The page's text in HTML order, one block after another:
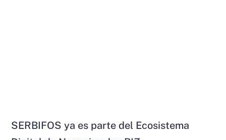
SERBIFOS ya es parte del Ecosistema